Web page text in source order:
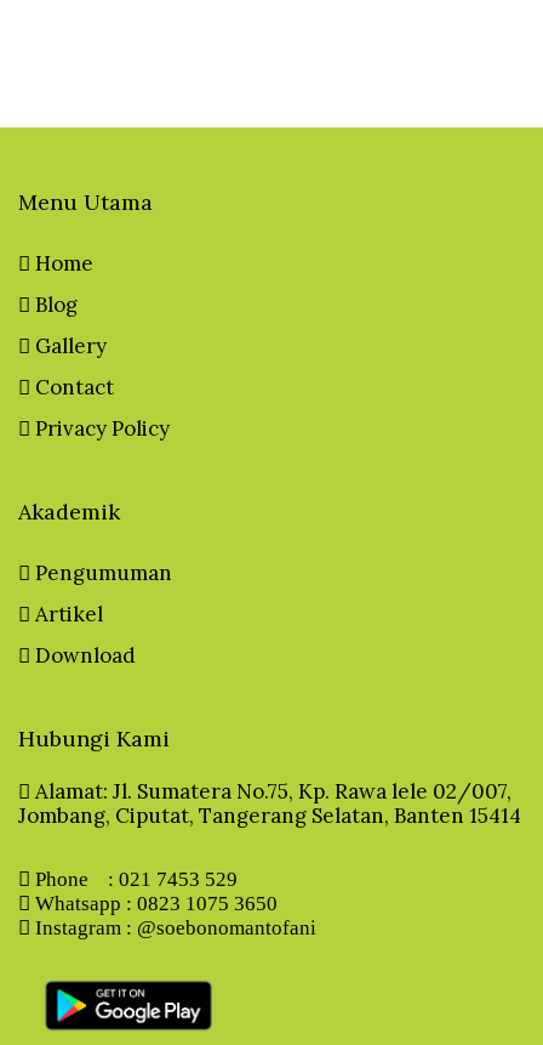
Menu Utama
Home
Blog
Gallery
Contact
Privacy Policy
Akademik
Pengumuman
Artikel
Download
Hubungi Kami
Alamat: Jl. Sumatera No.75, Kp. Rawa lele 02/007,
Jombang, Ciputat, Tangerang Selatan, Banten 15414
Phone : 021 7453 529
Whatsapp : 0823 1075 3650
Instagram : @soebonomantofani